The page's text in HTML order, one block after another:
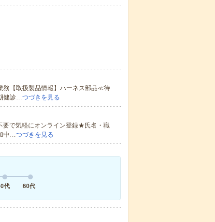
務【取扱製品情報】ハーネス部品≪待
健診… つづきを見る
で気軽にオンライン登録★氏名・職
中… つづきを見る
代 60代